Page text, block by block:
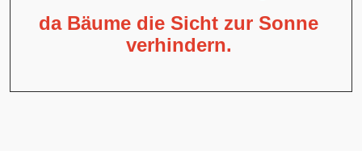
da Bäume die Sicht zur Sonne
verhindern.